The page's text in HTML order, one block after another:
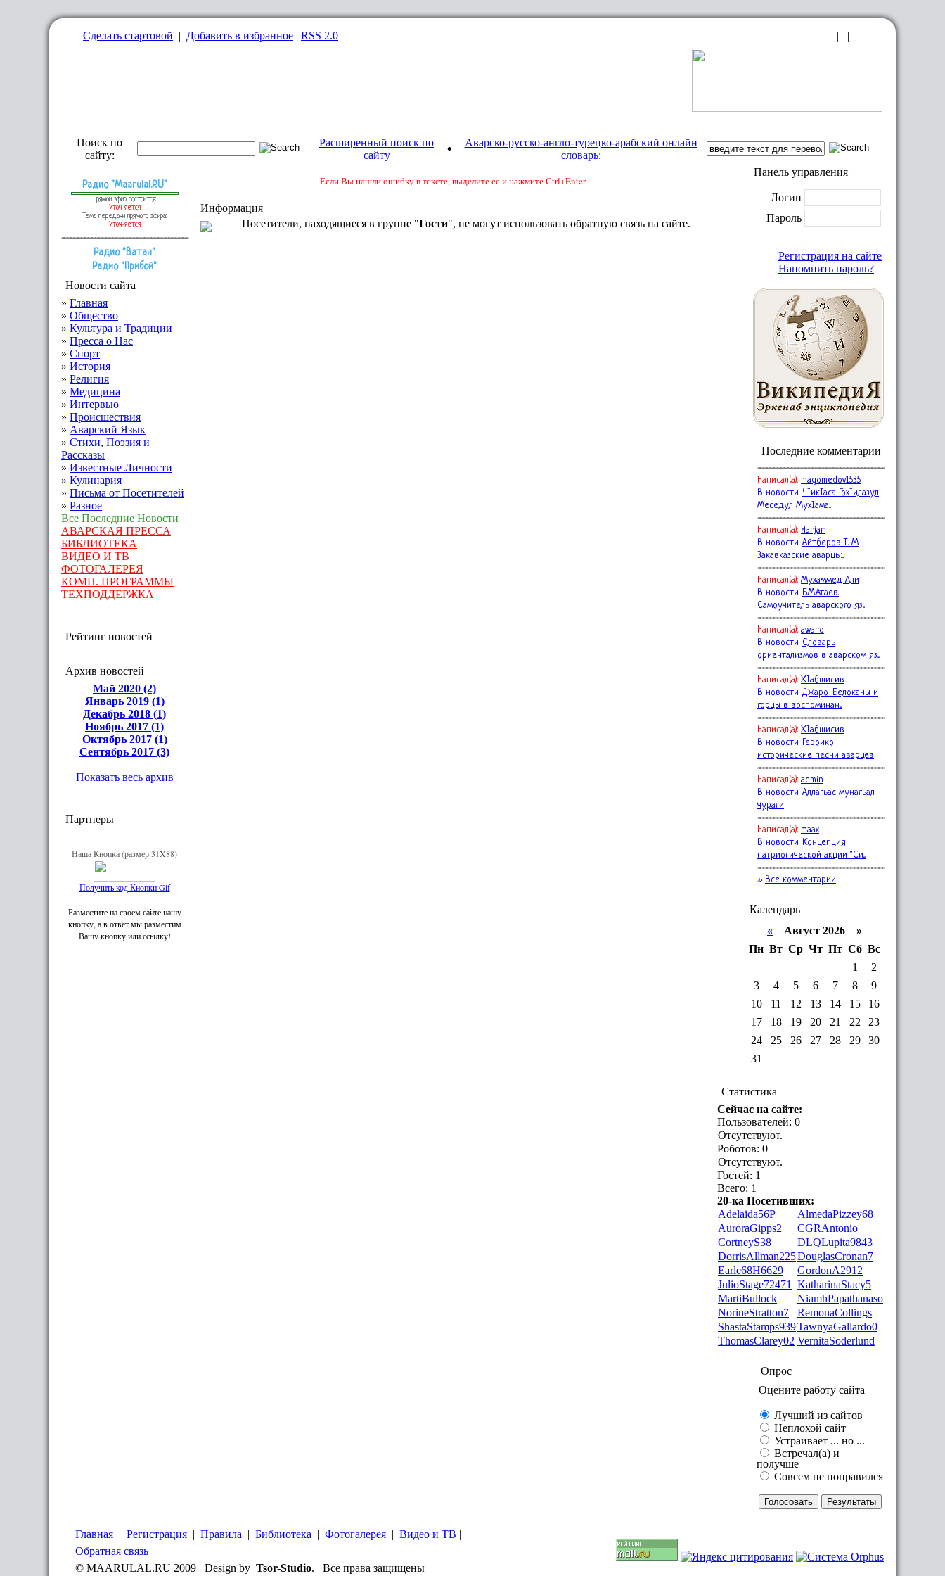
| Сделать стартовой | Добавить в избранное | RSS 2.0 | |
Поиск по
сайту:
Расширенный поиск по
сайту
•
Аварско-русско-англо-турецко-арабский онлайн
словарь:
Радио "Maarulal.RU"
Прямой эфир состоится:
Уточняется
Тема передачи прямого эфира:
Уточняется
Радио "Ватан"
Радио "Прибой"
Новости сайта
» Главная
» Общество
» Культура и Традиции
» Пресса о Нас
» Спорт
» История
» Религия
» Медицина
» Интервью
» Происшествия
» Аварский Язык
» Стихи, Поэзия и
Рассказы
» Известные Личности
» Кулинария
» Письма от Посетителей
» Разное
Все Последние Новости
АВАРСКАЯ ПРЕССА
БИБЛИОТЕКА
ВИДЕО И ТВ
ФОТОГАЛЕРЕЯ
КОМП. ПРОГРАММЫ
ТЕХПОДДЕРЖКА
Рейтинг новостей
Архив новостей
Май 2020 (2)
Январь 2019 (1)
Декабрь 2018 (1)
Ноябрь 2017 (1)
Октябрь 2017 (1)
Сентябрь 2017 (3)
Показать весь архив
Партнеры
Наша Кнопка (размер 31X88)
Получить код Кнопки Gif
Разместите на своем сайте нашу
кнопку, а в ответ мы разместим
Вашу кнопку или ссылку!
Если Вы нашли ошибку в тексте, выделите ее и нажмите Ctrl+Enter
Информация
Посетители, находящиеся в группе "Гости", не могут использовать обратную связь на сайте.
Панель управления
Логин
Пароль
Регистрация на сайте
Напомнить пароль?
Последние комментарии
Написал(a): magomedov1535
В новости: ЧIикIаса ГохIилазул
Меседул МухIама...
Написал(a): Hanjar
В новости: Айтберов Т. М.
Закавказские аварцы:...
Написал(a): Мухаммед Али
В новости: Б.М.Атаев.
Самоучитель аварского яз...
Написал(a): awaro
В новости: Словарь
ориентализмов в аварском яз...
Написал(a): ХIабшисив
В новости: Джаро-Белоканы и
горцы в воспоминан...
Написал(a): ХIабшисив
В новости: Героико-
исторические песни аварцев
Написал(a): admin
В новости: Аллагьас мунагьал
чураги
Написал(a): maax
В новости: Концепция
патриотической акции "Си...
» Все комментарии
Календарь
« Август 2026 »
Пн Вт Ср Чт Пт Сб Вс
1
2
3
4 5 6 7 8
9
10
11 12 13 14 15
16
17
18 19 20 21 22
23
24
25 26 27 28 29
30
31
Статистика
Сейчас на сайте:
Пользователей: 0
Отсутствуют.
Роботов: 0
Отсутствуют.
Гостей: 1
Всего: 1
20-ка Посетивших:
Adelaida56P
AlmedaPizzey68
AuroraGipps2
CGRAntonio
CortneyS38
DLQLupita9843
DorrisAllman225DouglasCronan7
Earle68H6629
GordonA2912
JulioStage72471
KatharinaStacy5
MartiBullock
NiamhPapathanaso
NorineStratton7
RemonaCollings
ShastaStamps939TawnyaGallardo0
ThomasClarey02 VernitaSoderlund
Опрос
Оцените работу сайта
Лучший из сайтов
Неплохой сайт
Устраивает ... но ...
Встречал(а) и
получше
Совсем не понравился
Главная | Регистрация | Правила | Библиотека | Фотогалерея | Видео и ТВ |
Обратная связь
© MAARULAL.RU 2009 Design by Tsor-Studio. Все права защищены